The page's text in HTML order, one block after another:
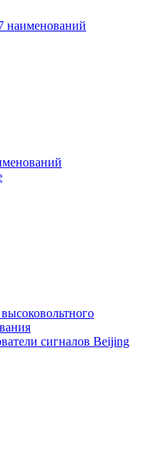
наименований
сигналов Beijing